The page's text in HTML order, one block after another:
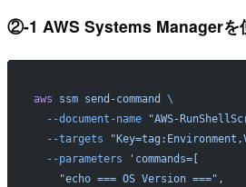
②-1 AWS Systems Managerを
aws ssm send-command
\
  --document-name
"AWS-
  --targets
  --parameters
'commands=[
    "echo === OS Version ===",